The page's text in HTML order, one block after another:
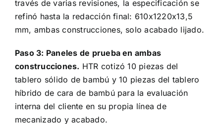
través de varias revisiones, la especificación se
refinó hasta la redacción final: 610x1220x13,5
mm, ambas construcciones, solo acabado lijado.
Paso 3: Paneles de prueba en ambas
construcciones. HTR cotizó 10 piezas del
tablero sólido de bambú y 10 piezas del tablero
híbrido de cara de bambú para la evaluación
interna del cliente en su propia línea de
mecanizado y acabado.